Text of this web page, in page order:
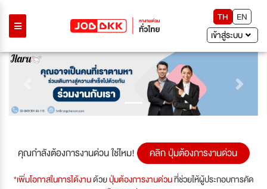
TH
EN
เข้าสู่ระบบ
Previous Next
คุณกำลังต้องการงานด่วน ใช่ไหม! คลิก ปุ่มต้องการงานด่วน
*เพิ่มโอกาสในการได้งานด้วยปุ่มต้องการงานด่วนที่ช่วยให้ผู้ประกอบการคัด